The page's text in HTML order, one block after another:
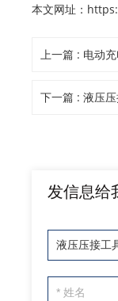
本文网址：
上一篇 : 电动
下一篇 : 液压
发信息给